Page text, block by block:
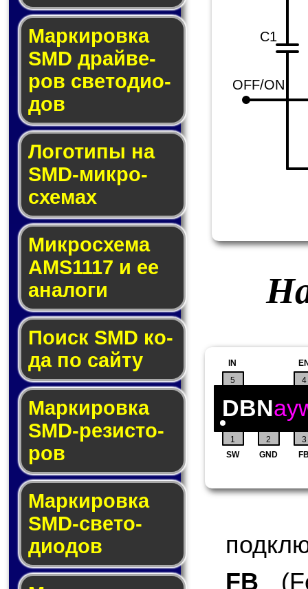
Маркировка
SMD драй­ве­
ров све­то­ди­о­
дов
Логотипы на
SMD-мик­ро­
схе­мах
Микросхема
AMS1117 и ее
ана­ло­ги
Поиск SMD ко­
да по сай­ту
Маркировка
SMD-ре­зис­то­
ров
Маркировка
SMD-све­то­
дио­дов
C1
OFF/ON
1 2 3
4
SW GND
5
IN
DBN
FB